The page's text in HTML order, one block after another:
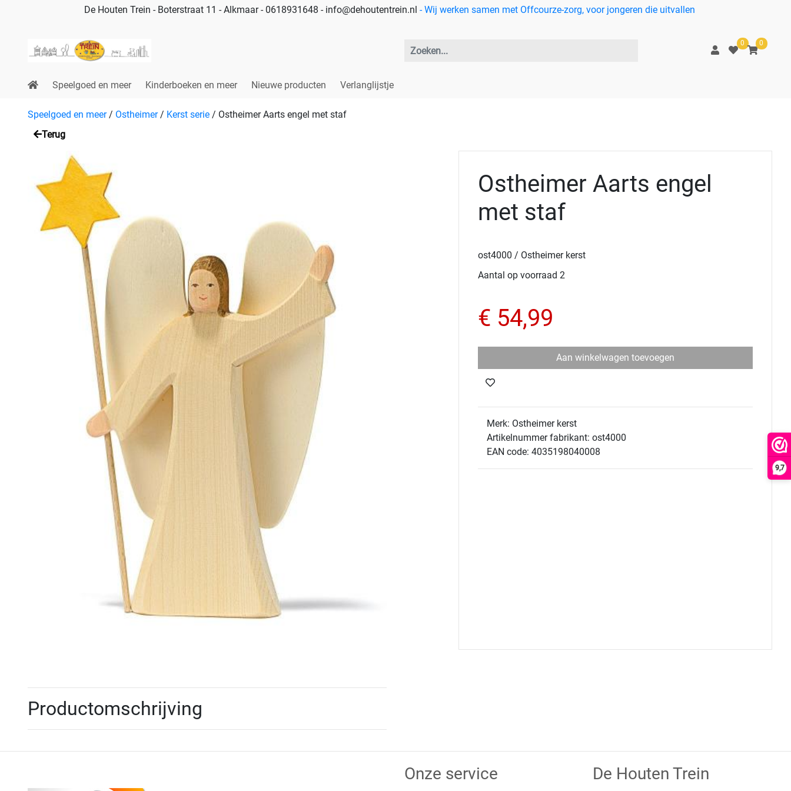
9,7
De Houten Trein - Boterstraat 11 - Alkmaar - 0618931648 - info@dehoutentrein.nl - Wij werken samen met Offcourze-zorg, voor jongeren die uitvallen
0 0
Speelgoed en meer Kinderboeken en meer Nieuwe producten Verlanglijstje
Speelgoed en meer / Ostheimer / Kerst serie / Ostheimer Aarts engel met staf
Terug
Ostheimer Aarts engel
met staf
ost4000 / Ostheimer kerst
Aantal op voorraad 2
€ 54,99
Aan winkelwagen toevoegen
Merk: Ostheimer kerst
Artikelnummer fabrikant: ost4000
EAN code: 4035198040008
Productomschrijving
Onze service De Houten Trein